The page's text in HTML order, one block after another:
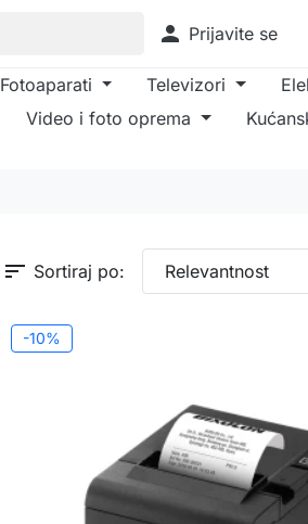
 Prijavite se
Fotoaparati Televizori
Video i foto oprema
sort Sortiraj po: Relevantnost
-10%